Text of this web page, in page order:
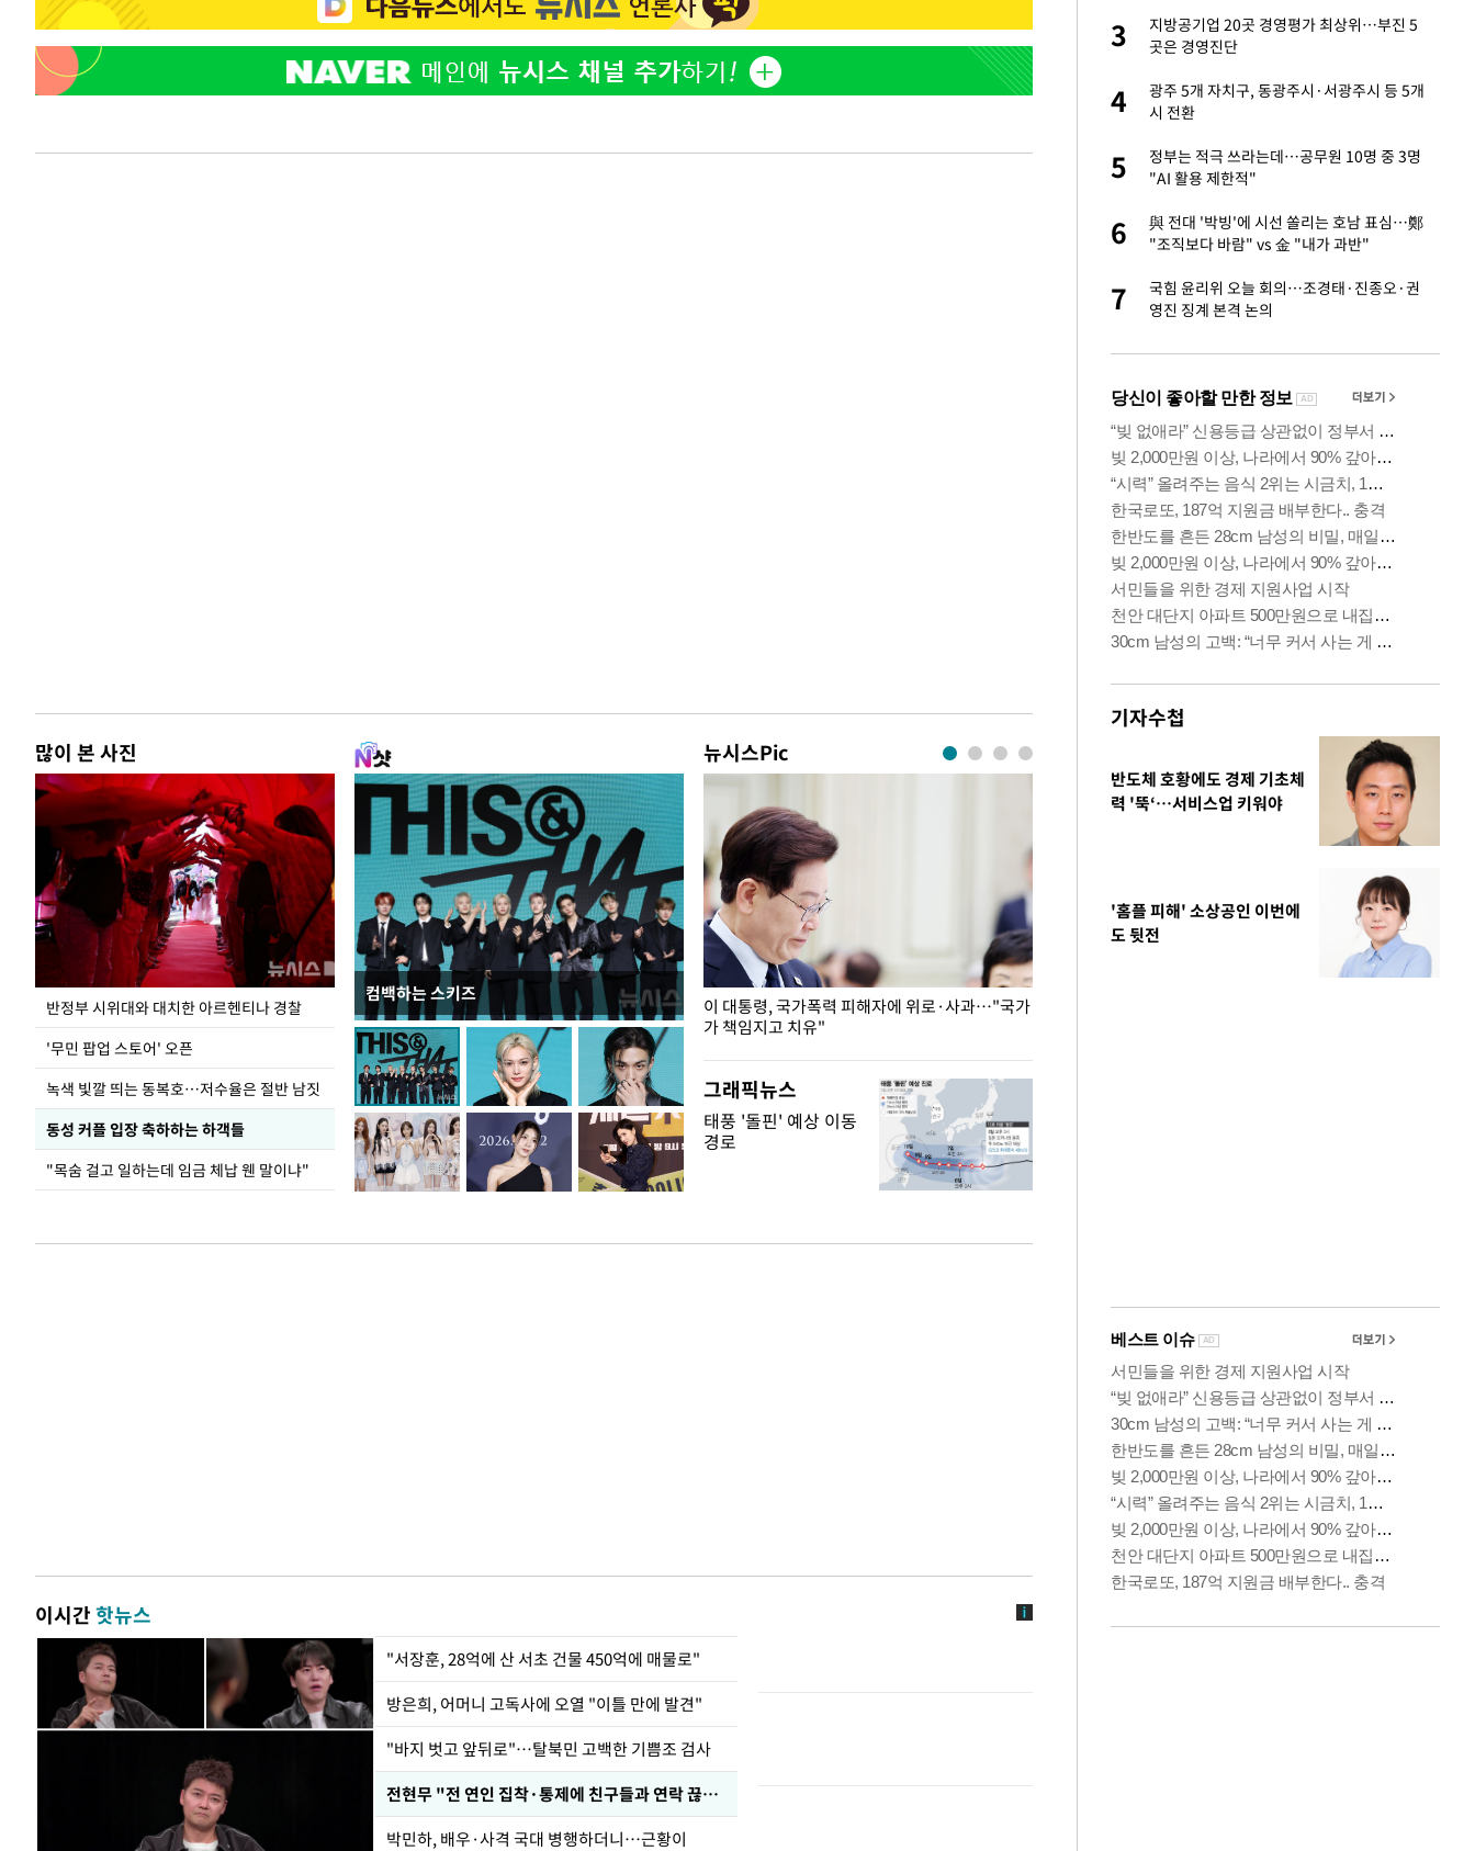
-14035초 전 >
[속보]종합특검, '관저이전 봐주기 감사' 유병호 구속기소
-10635초 전 >민주 콩고 에볼라환자 4천명 돌파, 4053명 발생 1850명 사망
-9885초 전 >
[속보]'300억원대 사기 혐의' 차가원 대표 구속 송치
많이 본 사진
반정부 시위대와 대치한 아르헨티나 경찰
'무민 팝업 스토어' 오픈
녹색 빛깔 띄는 동복호…저수율은 절반 남짓
동성 커플 입장 축하하는 하객들
"목숨 걸고 일하는데 임금 체납 웬 말이냐"
컴백하는 스키즈
뉴시스Pic
지석천 뒤덮은 개구리밥
이 대통령, 국가폭력 피해자에 위로·사과…"국가
가 책임지고 치유"
그래픽뉴스
태풍 '돌핀' 예상 이동
경로
이시간핫뉴스
"서장훈, 28억에 산 서초 건물 450억에 매물로"
방은희, 어머니 고독사에 오열 "이틀 만에 발견"
"바지 벗고 앞뒤로"…탈북민 고백한 기쁨조 검사
전현무 "전 연인 집착·통제에 친구들과 연락 끊겨"
박민하, 배우·사격 국대 병행하더니…근황이
3
"여군 지원 막힌 UDT 훈련 직접 해봤습니
다"…707 출신 女유튜버 '완벽 소화'
4
박찬민 딸 박민하, 배우·국가대표 병행하더
5
"신약 찾자"…정부 과제로 속도내는 K-제약
3
지방공기업 20곳 경영평가 최상위…부진 5
곳은 경영진단
4
광주 5개 자치구, 동광주시·서광주시 등 5개
시 전환
5
정부는 적극 쓰라는데…공무원 10명 중 3명
"AI 활용 제한적"
6
與 전대 '박빙'에 시선 쏠리는 호남 표심…鄭
"조직보다 바람" vs 金 "내가 과반"
7
국힘 윤리위 오늘 회의…조경태·진종오·권
영진 징계 본격 논의
기자수첩
반도체 호황에도 경제 기초체
력 '뚝‘…서비스업 키워야
'홈플 피해' 소상공인 이번에
도 뒷전